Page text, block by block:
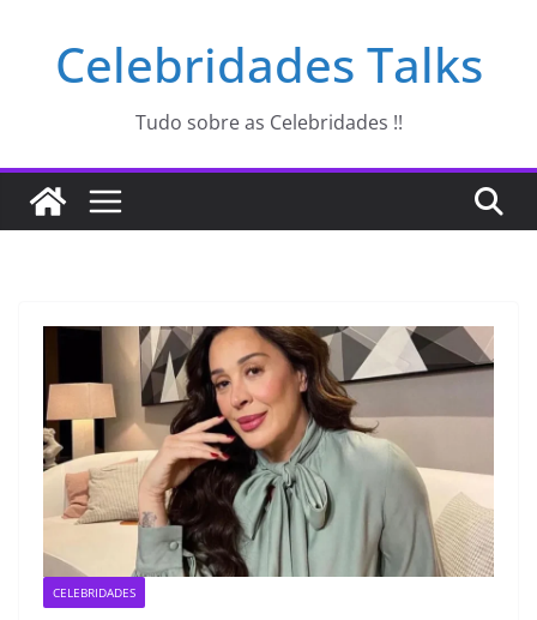
Celebridades Talks
Tudo sobre as Celebridades !!
CELEBRIDADES